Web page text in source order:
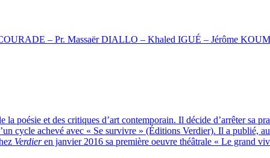
– Pr. Massaër DIALLO – Khaled IGUÉ – Jérôme
poésie et des critiques d’art contemporain. Il décide d’arrêter sa
cycle achevé avec « Se survivre » (Éditions Verdier). Il a publié,
Verdieren janvier 2016 sa première oeuvre théâtrale « Le grand